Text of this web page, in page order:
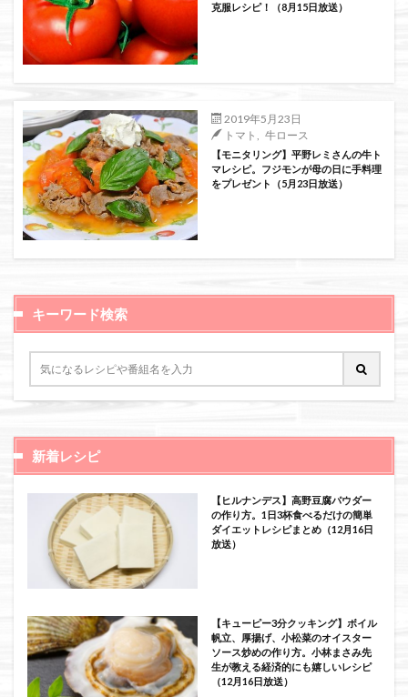
克服レシピ！（8月15日放送）
2019年5月23日
トマト
牛ロース
【モニタリング】平野レミさんの牛ト
マレシピ。フジモンが母の日に手料理
をプレゼント（5月23日放送）
キーワード検索
新着レシピ
【ヒルナンデス】高野豆腐パウダー
の作り方。1日3杯食べるだけの簡単
ダイエットレシピまとめ（12月16日
放送）
【キューピー3分クッキング】ボイル
帆立、厚揚げ、小松菜のオイスター
ソース炒めの作り方。小林まさみ先
生が教える経済的にも嬉しいレシピ
（12月16日放送）